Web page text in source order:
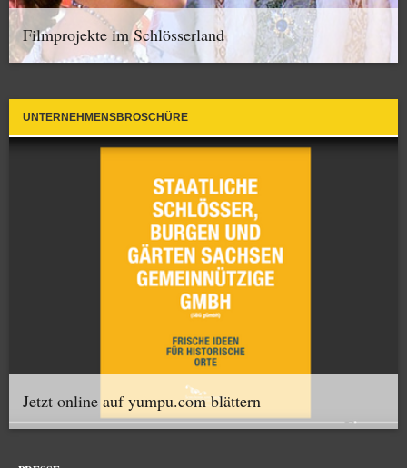
Filmprojekte im Schlösserland
UNTERNEHMENSBROSCHÜRE
Jetzt online auf yumpu.com blättern